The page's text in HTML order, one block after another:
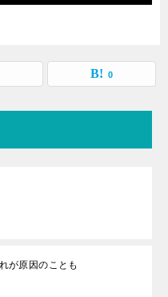
0
が原因のことも